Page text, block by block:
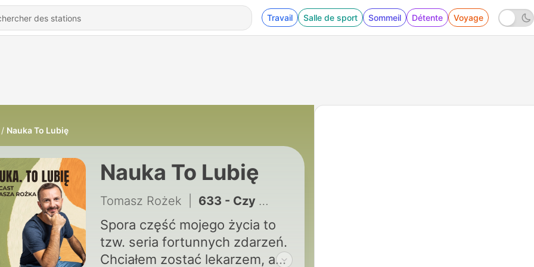
Travail Salle de sport Sommeil Détente Voyage
Nauka To Lubię
Nauka To Lubię
Tomasz Rożek 633 - Czy Bałtyk uratuje nas przed brakiem prądu?
Spora część mojego życia to
tzw. seria fortunnych zdarzeń.
Chciałem zostać lekarzem, a